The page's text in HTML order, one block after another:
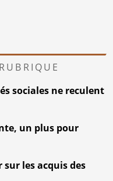
sociales ne reculent
un plus pour
sur les acquis des